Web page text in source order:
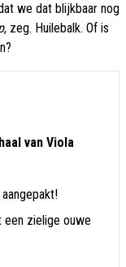
we dat blijkbaar nog
, zeg. Huilebalk. Of is
van Viola
een zielige ouwe